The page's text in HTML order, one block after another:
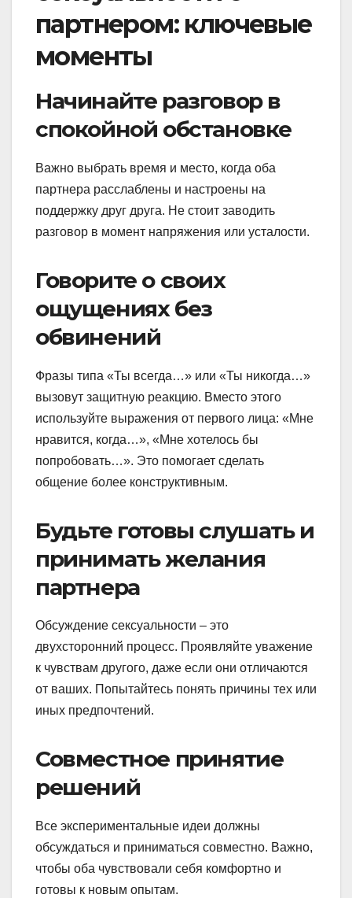
партнером: ключевые
моменты
Начинайте разговор в
спокойной обстановке
Важно выбрать время и место, когда оба
партнера расслаблены и настроены на
поддержку друг друга. Не стоит заводить
разговор в момент напряжения или усталости.
Говорите о своих
ощущениях без
обвинений
Фразы типа «Ты всегда…» или «Ты никогда…»
вызовут защитную реакцию. Вместо этого
используйте выражения от первого лица: «Мне
нравится, когда…», «Мне хотелось бы
попробовать…». Это помогает сделать
общение более конструктивным.
Будьте готовы слушать и
принимать желания
партнера
Обсуждение сексуальности – это
двухсторонний процесс. Проявляйте уважение
к чувствам другого, даже если они отличаются
от ваших. Попытайтесь понять причины тех или
иных предпочтений.
Совместное принятие
решений
Все экспериментальные идеи должны
обсуждаться и приниматься совместно. Важно,
чтобы оба чувствовали себя комфортно и
готовы к новым опытам.